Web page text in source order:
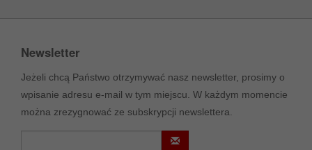
Newsletter
Jeżeli chcą Państwo otrzymywać nasz newsletter, prosimy o
wpisanie adresu e-mail w tym miejscu. W każdym momencie
można zrezygnować ze subskrypcji newslettera.